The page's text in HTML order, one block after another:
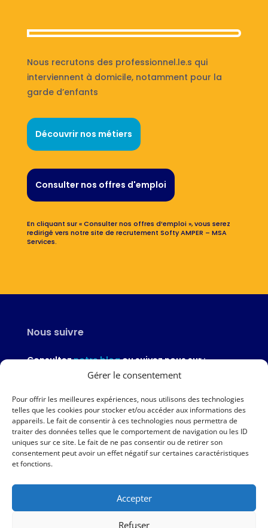
Gérer le consentement
Pour offrir les meilleures expériences, nous utilisons des technologies
telles que les cookies pour stocker et/ou accéder aux informations des
appareils. Le fait de consentir à ces technologies nous permettra de
traiter des données telles que le comportement de navigation ou les ID
uniques sur ce site. Le fait de ne pas consentir ou de retirer son
consentement peut avoir un effet négatif sur certaines caractéristiques
et fonctions.
Accepter
Refuser
Nous recrutons des professionnel.le.s qui
interviennent à domicile, notamment pour la
garde d’enfants
Découvrir nos métiers
Consulter nos offres d'emploi
En cliquant sur « Consulter nos offres d’emploi », vous serez
redirigé vers notre site de recrutement Softy AMPER – MSA
Services.
Nous suivre
Consulteznotre blogou suivez nous sur :
Nous contacter
02 97 46 51 97
Nous écrire